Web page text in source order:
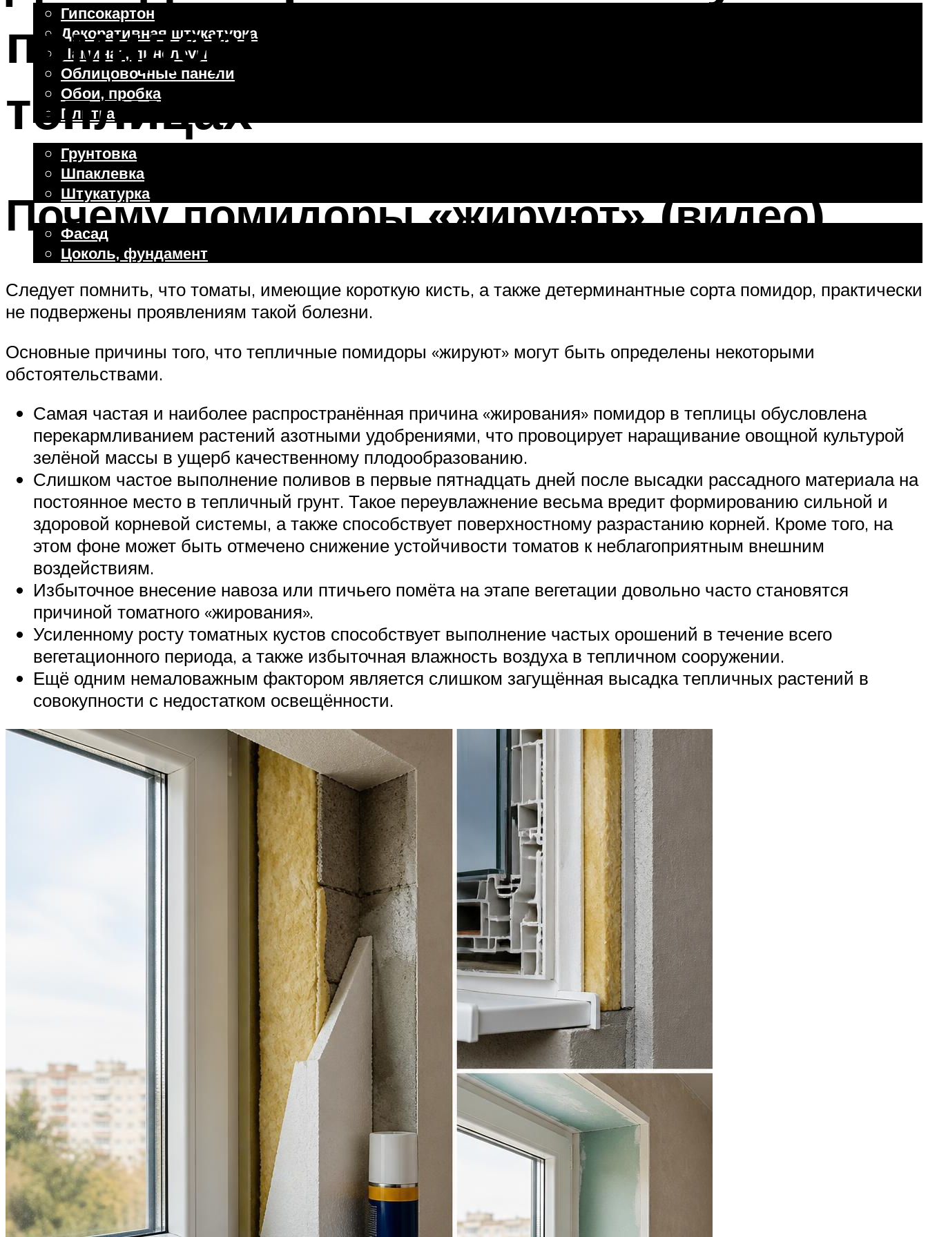
Гипсокартон
Декоративная штукатурка
Ламинат, линолеум
Облицовочные панели
Обои, пробка
Плитка
Отделочные работы
Грунтовка
Шпаклевка
Штукатурка
Внешняя отделка
Фасад
Цоколь, фундамент
Меню
помидоры не краснеют в
теплицах
Почему помидоры «жируют» (видео)
Следует помнить, что томаты, имеющие короткую кисть, а также детерминантные сорта помидор, практически
не подвержены проявлениям такой болезни.
Основные причины того, что тепличные помидоры «жируют» могут быть определены некоторыми
обстоятельствами.
Самая частая и наиболее распространённая причина «жирования» помидор в теплицы обусловлена
перекармливанием растений азотными удобрениями, что провоцирует наращивание овощной культурой
зелёной массы в ущерб качественному плодообразованию.
Слишком частое выполнение поливов в первые пятнадцать дней после высадки рассадного материала на
постоянное место в тепличный грунт. Такое переувлажнение весьма вредит формированию сильной и
здоровой корневой системы, а также способствует поверхностному разрастанию корней. Кроме того, на
этом фоне может быть отмечено снижение устойчивости томатов к неблагоприятным внешним
воздействиям.
Избыточное внесение навоза или птичьего помёта на этапе вегетации довольно часто становятся
причиной томатного «жирования».
Усиленному росту томатных кустов способствует выполнение частых орошений в течение всего
вегетационного периода, а также избыточная влажность воздуха в тепличном сооружении.
Ещё одним немаловажным фактором является слишком загущённая высадка тепличных растений в
совокупности с недостатком освещённости.